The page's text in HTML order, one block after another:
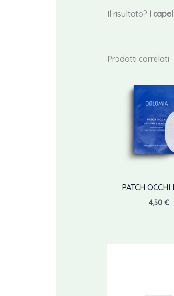
Il risultato? I
Prodotti correlati
PATCH OCCHI
4,50 €